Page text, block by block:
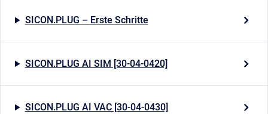
SICON.PLUG – Erste Schritte
SICON.PLUG AI SIM [30-04-0420]
SICON.PLUG AI VAC [30-04-0430]